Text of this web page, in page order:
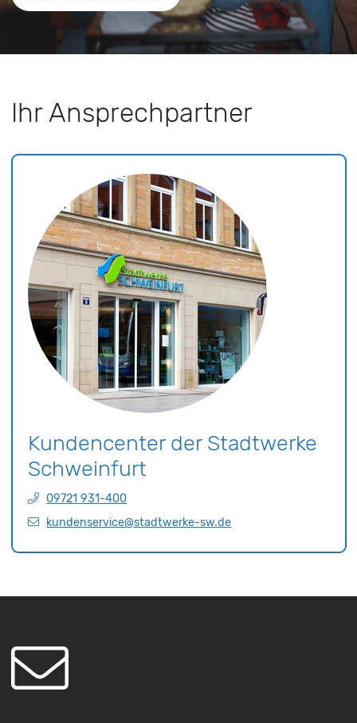
Ihr Ansprechpartner
Kundencenter der Stadtwerke
Schweinfurt
09721 931-400
kundenservice@stadtwerke-sw.de